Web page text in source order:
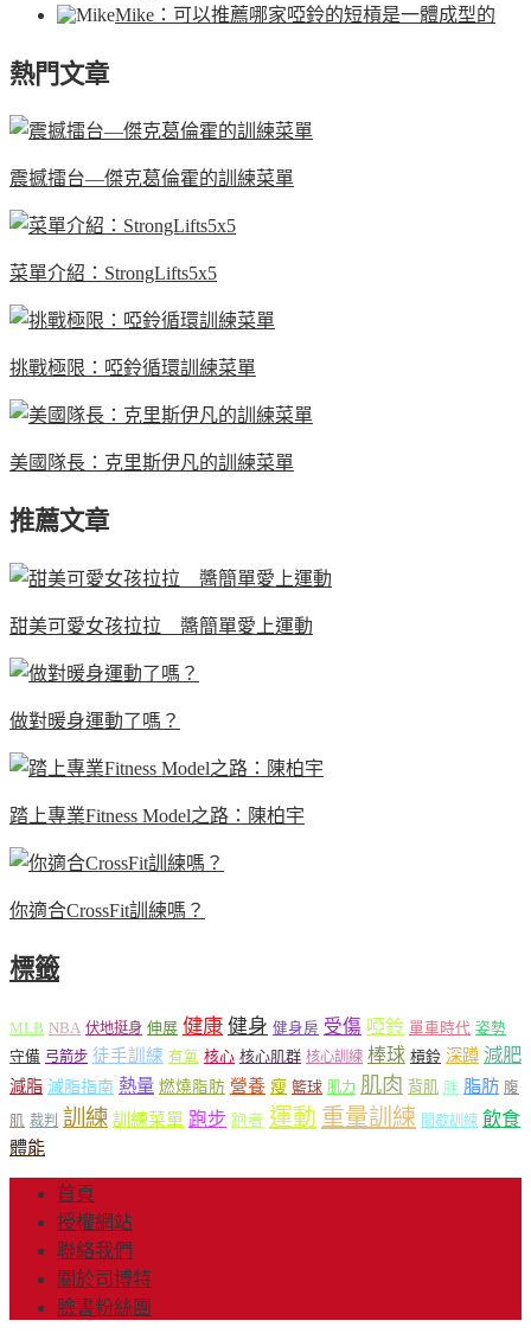
Mike ：可以推薦哪家啞鈴的短槓是一體成型的
熱門文章
震撼擂台—傑克葛倫霍的訓練菜單
菜單介紹：StrongLifts5x5
挑戰極限：啞鈴循環訓練菜單
美國隊長：克里斯伊凡的訓練菜單
推薦文章
甜美可愛女孩拉拉 醬簡單愛上運動
做對暖身運動了嗎？
踏上專業Fitness Model之路：陳柏宇
你適合CrossFit訓練嗎？
標籤
MLB NBA 伏地挺身 伸展 健康 健身 健身房 受傷 啞鈴 單車時代 姿勢
守備 弓箭步 徒手訓練 有氧 核心 核心肌群 核心訓練 棒球 槓鈴 深蹲 減肥
減脂 減脂指南 熱量 燃燒脂肪 營養 瘦 籃球 肌力 肌肉 背肌 胖 脂肪 腹
肌 裁判 訓練 訓練菜單 跑步 跑者 運動 重量訓練 間歇訓練 飲食
體能
首頁
授權網站
聯絡我們
關於司博特
臉書粉絲團